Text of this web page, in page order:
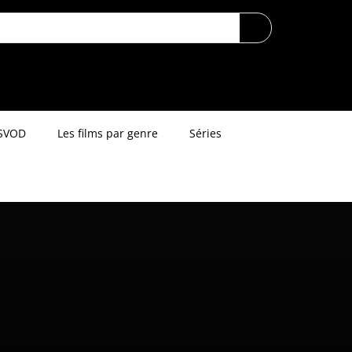
Les films par genre Séries